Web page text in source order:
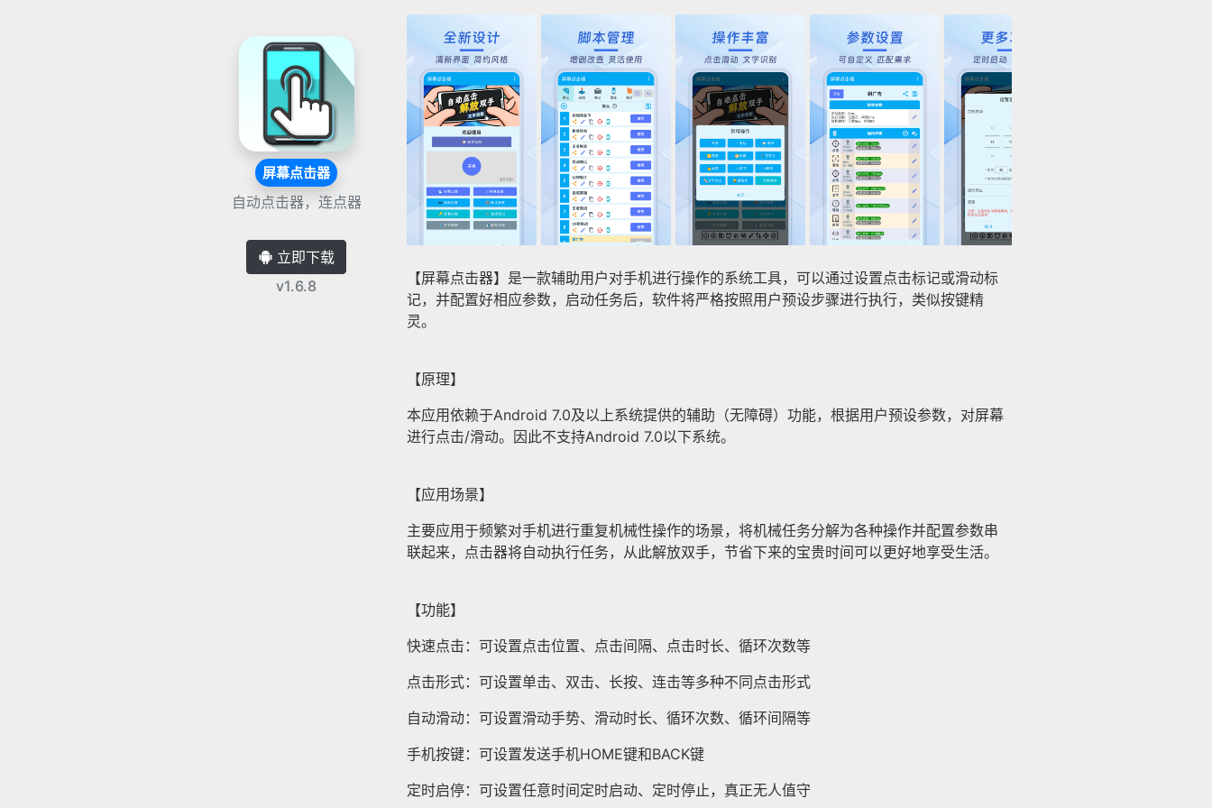
屏幕点击器
自动点击器，连点器
立即下载
v1.6.8
【屏幕点击器】是一款辅助用户对手机进行操作的系统工具，可以通过设置点击标记或滑动标
记，并配置好相应参数，启动任务后，软件将严格按照用户预设步骤进行执行，类似按键精
灵。
【原理】
本应用依赖于Android 7.0及以上系统提供的辅助（无障碍）功能，根据用户预设参数，对屏幕
进行点击/滑动。因此不支持Android 7.0以下系统。
【应用场景】
主要应用于频繁对手机进行重复机械性操作的场景，将机械任务分解为各种操作并配置参数串
联起来，点击器将自动执行任务，从此解放双手，节省下来的宝贵时间可以更好地享受生活。
【功能】
快速点击：可设置点击位置、点击间隔、点击时长、循环次数等
点击形式：可设置单击、双击、长按、连击等多种不同点击形式
自动滑动：可设置滑动手势、滑动时长、循环次数、循环间隔等
手机按键：可设置发送手机HOME键和BACK键
定时启停：可设置任意时间定时启动、定时停止，真正无人值守